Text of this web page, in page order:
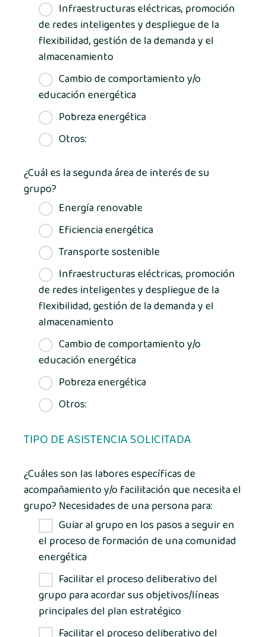
Infraestructuras eléctricas, promoción
de redes inteligentes y despliegue de la
flexibilidad, gestión de la demanda y el
almacenamiento
Cambio de comportamiento y/o
educación energética
Pobreza energética
Otros:
¿Cuál es la segunda área de interés de su
grupo?
Energía renovable
Eficiencia energética
Transporte sostenible
Infraestructuras eléctricas, promoción
de redes inteligentes y despliegue de la
flexibilidad, gestión de la demanda y el
almacenamiento
Cambio de comportamiento y/o
educación energética
Pobreza energética
Otros:
TIPO DE ASISTENCIA SOLICITADA
¿Cuáles son las labores específicas de
acompañamiento y/o facilitación que necesita el
grupo? Necesidades de una persona para:
Guiar al grupo en los pasos a seguir en
el proceso de formación de una comunidad
energética
Facilitar el proceso deliberativo del
grupo para acordar sus objetivos/líneas
principales del plan estratégico
Facilitar el proceso deliberativo del